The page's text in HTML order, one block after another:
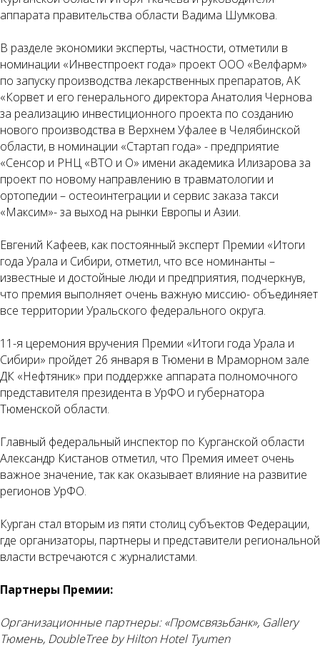
аппарата правительства области Вадима Шумкова.
В разделе экономики эксперты, частности, отметили в
номинации «Инвестпроект года» проект ООО «Велфарм»
по запуску производства лекарственных препаратов, АК
«Корвет и его генерального директора Анатолия Чернова
за реализацию инвестиционного проекта по созданию
нового производства в Верхнем Уфалее в Челябинской
области, в номинации «Стартап года» - предприятие
«Сенсор и РНЦ «ВТО и О» имени академика Илизарова за
проект по новому направлению в травматологии и
ортопедии – остеоинтеграции и сервис заказа такси
«Максим»- за выход на рынки Европы и Азии.
Евгений Кафеев, как постоянный эксперт Премии «Итоги
года Урала и Сибири, отметил, что все номинанты –
известные и достойные люди и предприятия, подчеркнув,
что премия выполняет очень важную миссию- объединяет
все территории Уральского федерального округа.
11-я церемония вручения Премии «Итоги года Урала и
Сибири» пройдет 26 января в Тюмени в Мраморном зале
ДК «Нефтяник» при поддержке аппарата полномочного
представителя президента в УрФО и губернатора
Тюменской области.
Главный федеральный инспектор по Курганской области
Александр Кистанов отметил, что Премия имеет очень
важное значение, так как оказывает влияние на развитие
регионов УрФО.
Курган стал вторым из пяти столиц субъектов Федерации,
где организаторы, партнеры и представители региональной
власти встречаются с журналистами.
Партнеры Премии:
Организационные партнеры: «Промсвязьбанк», Gallery
Тюмень, DoubleTree by Hilton Hotel Tyumen